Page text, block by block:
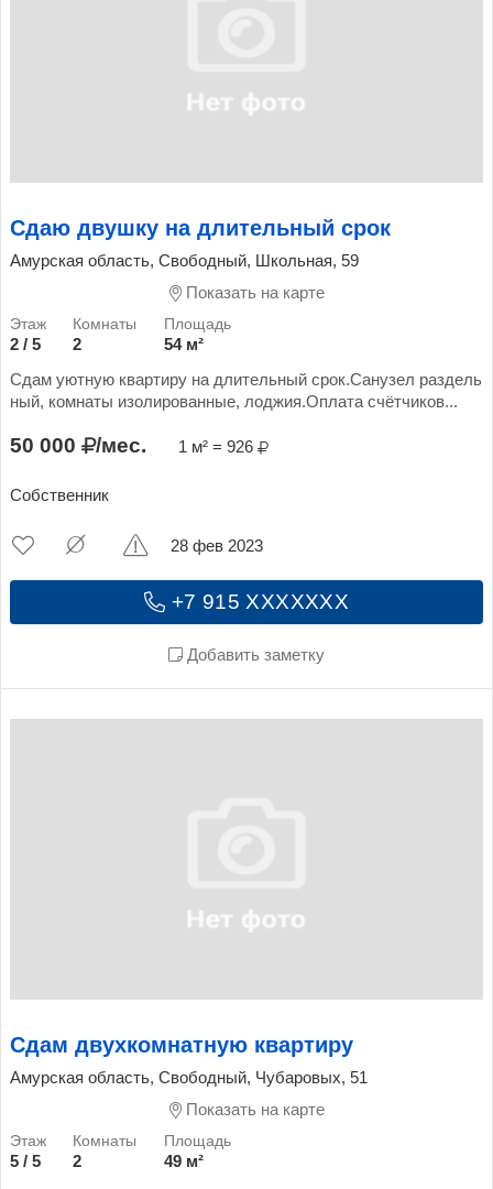
Сдаю двушку на длительный срок
Амурская область, Свободный, Школьная, 59
Показать на карте
2 / 5 2
54 м²
Сдам уютную квартиру на длительный срок.Санузел раздель
ный, комнаты изолированные, лоджия.Оплата счётчиков...
50 000 /мес. 1 м² = 926
Собственник
+7 915 XXXXXXX
Добавить заметку
28 фев 2023
Сдам двухкомнатную квартиру
Амурская область, Свободный, Чубаровых, 51
Показать на карте
5 / 5 2
49 м²